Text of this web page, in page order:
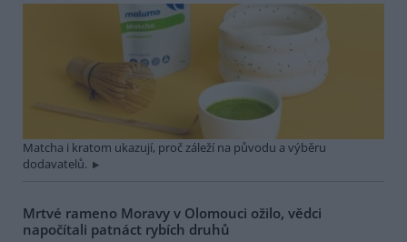
Matcha i kratom ukazují, proč záleží na původu a výběru
dodavatelů.
Mrtvé rameno Moravy v Olomouci ožilo, vědci
napočítali patnáct rybích druhů